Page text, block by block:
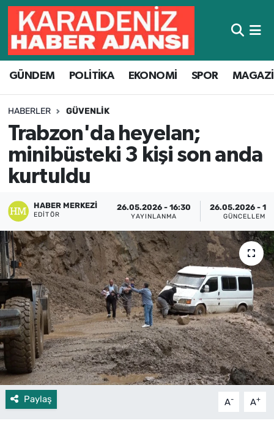
GÜNDEM POLİTİKA EKONOMİ SPOR
HABERLER GÜVENLIK
Trabzon'da heyelan;
minibüsteki 3 kişi son anda
kurtuldu
HABER MERKEZI
EDITÖR
26.05.2026 - 16:30
YAYINLANMA
26.05.2026 -
GÜNCELLEME
Paylaş A- A+
Hava Durumu
Trafik Durumu
Süper Lig Puan Durumu ve Fikstür
Tüm Manşetler
Son Dakika Haberleri
Haber Arşivi